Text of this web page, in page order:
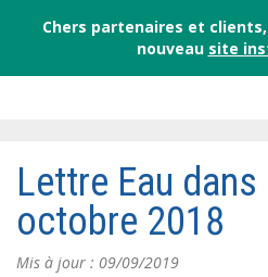
Chers partenaires et
nouveau site
Lettre Eau
octobre 2018
Mis à jour : 09/09/2019